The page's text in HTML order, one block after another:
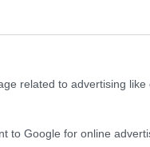
related to advertising like
to Google for online
– számokkal